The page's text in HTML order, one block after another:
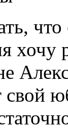
хочу
свой